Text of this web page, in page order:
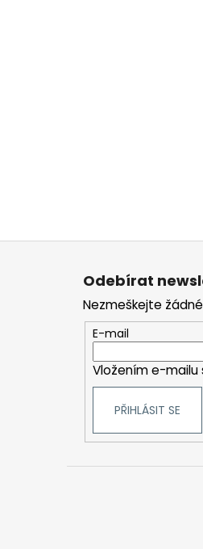
Odebírat
Nezmeškejte
E-mail
Vložením e-mailu
PŘIHLÁSIT SE